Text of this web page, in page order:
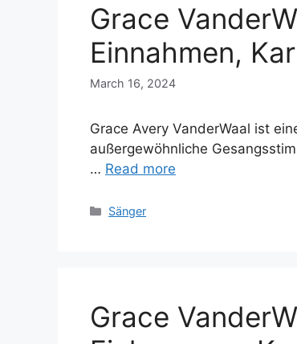
Grace
Einnahmen,
March 16, 2024
Grace Avery VanderWaal ist
außergewöhnliche
… Read more
Categories
Sänger
Grace